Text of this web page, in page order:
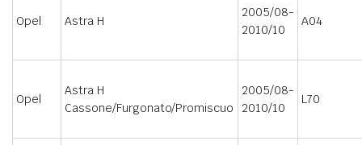
Opel Astra H
2005/08-
2010/10
A04
Opel
Astra H
Cassone/Furgonato/Promiscuo
2005/08-
2010/10
L70